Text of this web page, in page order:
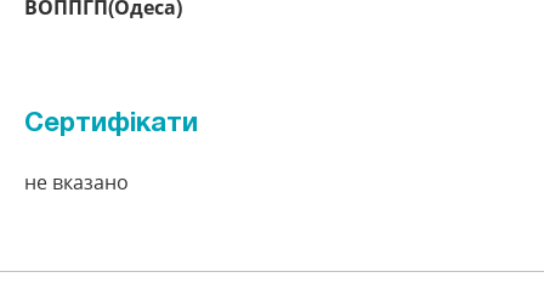
ВОППГП(Одеса)
Сертифікати
не вказано